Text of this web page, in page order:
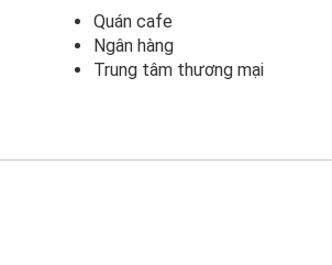
Quán cafe
Ngân hàng
Trung tâm thương mại